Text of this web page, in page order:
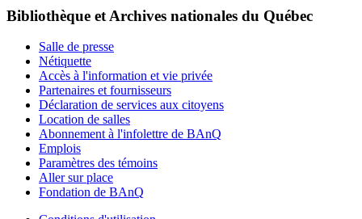
Bibliothèque et Archives nationales du Québec
Salle de presse
Nétiquette
Accès à l'information et vie privée
Partenaires et fournisseurs
Déclaration de services aux citoyens
Location de salles
Abonnement à l'infolettre de BAnQ
Emplois
Paramètres des témoins
Aller sur place
Fondation de BAnQ